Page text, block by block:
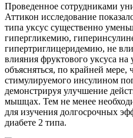
Проведенное сотрудниками
Аттикон исследование
типа уксус существенно
гипергликемию,
гипертриглицеридемию, не
влияния фруктового уксуса
объясняться, по крайней мере,
стимулируемого инсулином
демонстрируя улучшение
мышцах. Тем не менее
для изучения долгосрочных
диабете 2 типа.